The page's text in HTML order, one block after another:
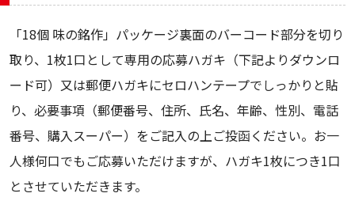
「18個 味の銘作」パッケージ裏面のバーコード部分を切り
取り、1枚1口として専用の応募ハガキ（下記よりダウンロ
ード可）又は郵便ハガキにセロハンテープでしっかりと貼
り、必要事項（郵便番号、住所、氏名、年齢、性別、電話
番号、購入スーパー）をご記入の上ご投函ください。お一
人様何口でもご応募いただけますが、ハガキ1枚につき1口
とさせていただきます。